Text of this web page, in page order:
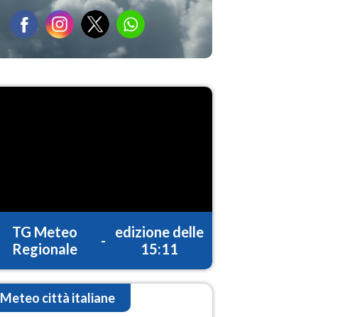
TG Meteo
Regionale
-
edizione delle
15:11
Meteo città italiane